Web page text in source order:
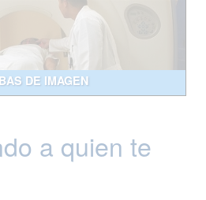
DE IMAGEN
a quien te